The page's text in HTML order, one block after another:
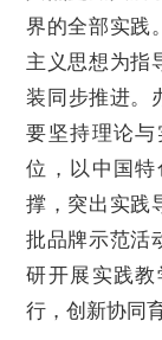
界的全部实践
主义思想为指
装同步推进。
要坚持理论
位，以中国
撑，突出实践
批品牌示范活
研开展实践
行，创新协同